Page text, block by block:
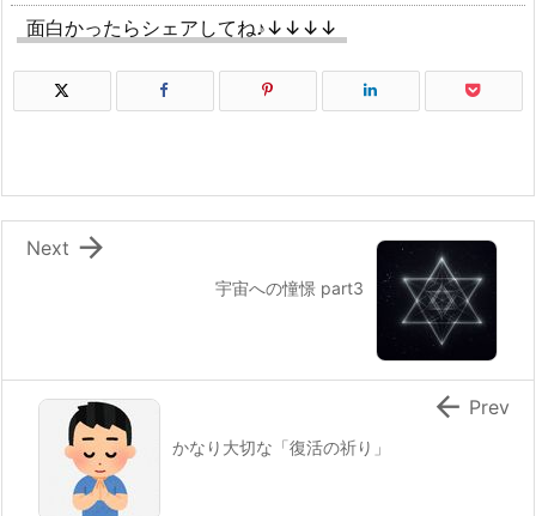
面白かったらシェアしてね♪↓↓↓↓
宇宙への憧憬 part3

Next
かなり大切な「復活の祈り」
 Prev